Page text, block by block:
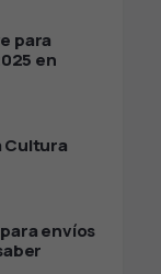
para
en
Cultura
envíos